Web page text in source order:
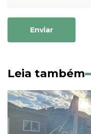
Enviar
Leia também